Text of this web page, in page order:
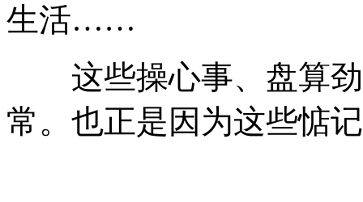
生活……
这些操心事、盘算
常 。 也正是因为这些惦